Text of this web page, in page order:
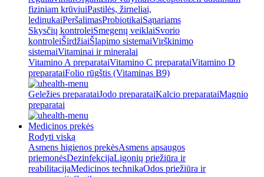
fiziniam krūviuiPastilės, žirneliai,
ledinukaiPeršalimasProbiotikaiSąnariams
Skysčių kontroleiSmegenų veiklaiSvorio
kontroleiŠirdžiaiŠlapimo sistemaiVirškinimo
sistemaiVitaminai ir mineralai
Vitamino A preparataiVitamino C preparataiVitamino D
preparataiFolio rūgštis (Vitaminas B9)
Geležies preparataiJodo preparataiKalcio preparataiMagnio
preparatai
Medicinos prekės
Rodyti viską
Asmens higienos prekėsAsmens apsaugos
priemonėsDezinfekcijaLigonių priežiūra ir
reabilitacijaMedicinos technikaOdos priežiūra ir